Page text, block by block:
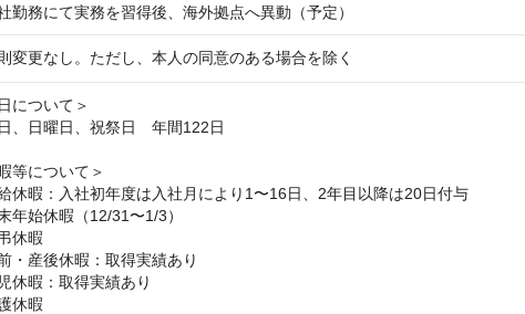
勤務にて実務を習得後、海外拠点へ異動（予定）
変更なし。ただし、本人の同意のある場合を除く
について＞
、日曜日、祝祭日　年間122日
等について＞
休暇：入社初年度は入社月により1〜16日、2年目以降は20日付与
年始休暇（12/31〜1/3）
休暇
・産後休暇：取得実績あり
休暇：取得実績あり
休暇